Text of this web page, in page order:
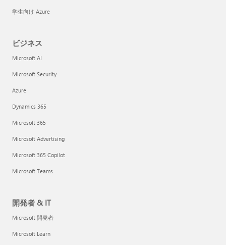
学生向け Azure
ビジネス
Microsoft AI
Microsoft Security
Azure
Dynamics 365
Microsoft 365
Microsoft Advertising
Microsoft 365 Copilot
Microsoft Teams
開発者 & IT
Microsoft 開発者
Microsoft Learn